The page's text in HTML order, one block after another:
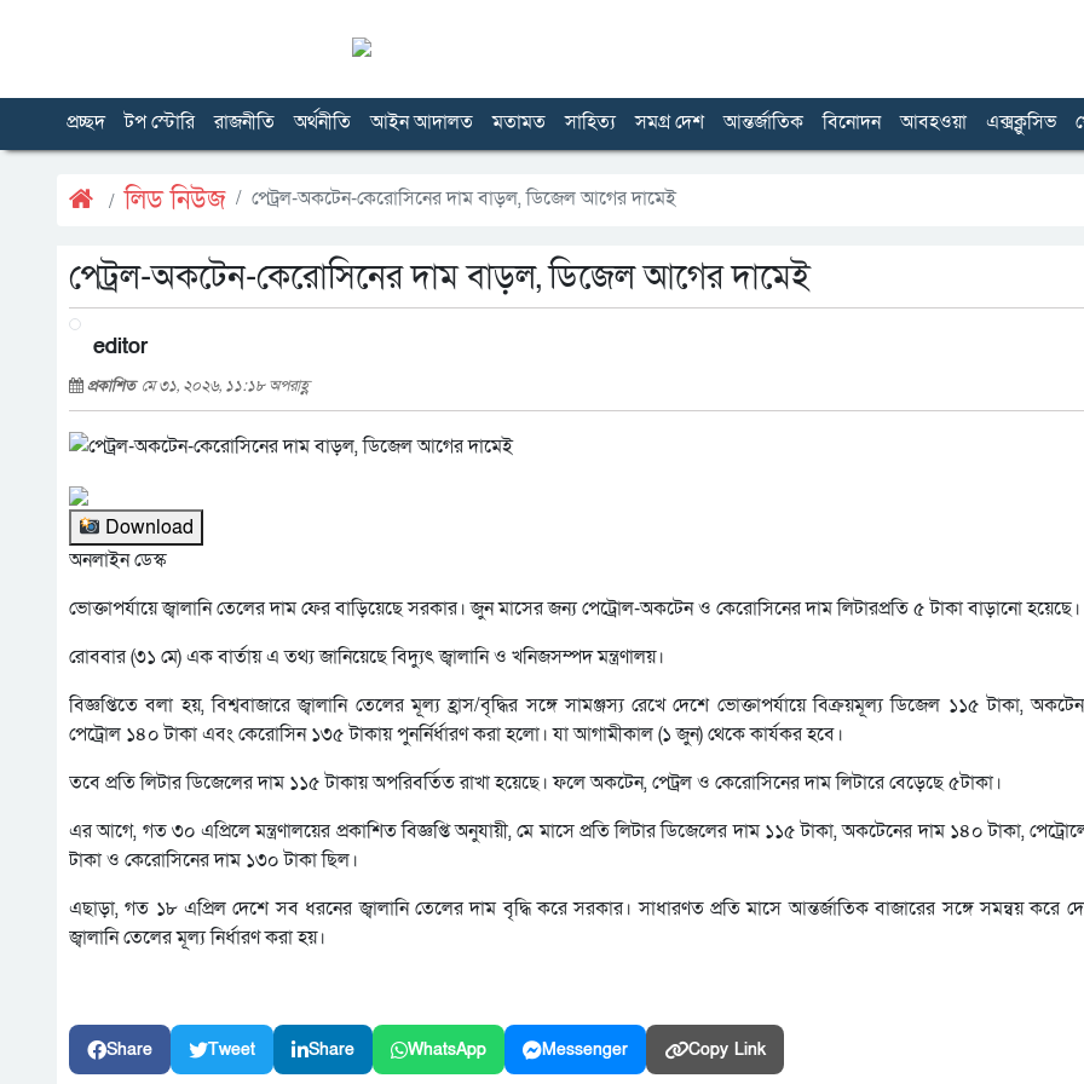
প্রচ্ছদ টপ স্টোরি রাজনীতি অর্থনীতি আইন আদালত মতামত সাহিত্য সমগ্র দেশ আন্তর্জাতিক বিনোদন আবহওয়া এক্সক্লুসিভ
লিড নিউজ পেট্রল-অকটেন-কেরোসিনের দাম বাড়ল, ডিজেল আগের দামেই
পেট্রল-অকটেন-কেরোসিনের দাম বাড়ল, ডিজেল আগের দামেই
editor
প্রকাশিত মে ৩১, ২০২৬, ১১:১৮ অপরাহ্ণ
Download
অনলাইন ডেস্ক
ভোক্তাপর্যায়ে জ্বালানি তেলের দাম ফের বাড়িয়েছে সরকার। জুন মাসের জন্য পেট্রোল-অকটেন ও কেরোসিনের দাম লিটারপ্রতি ৫ টাকা বাড়ানো হয়েছে।
রোববার (৩১ মে) এক বার্তায় এ তথ্য জানিয়েছে বিদ্যুৎ জ্বালানি ও খনিজসম্পদ মন্ত্রণালয়।
বিজ্ঞপ্তিতে বলা হয়, বিশ্ববাজারে জ্বালানি তেলের মূল্য হ্রাস/বৃদ্ধির সঙ্গে সামঞ্জস্য রেখে দেশে ভোক্তাপর্যায়ে বিক্রয়মূল্য ডিজেল ১১৫ টাকা,
পেট্রোল ১৪০ টাকা এবং কেরোসিন ১৩৫ টাকায় পুনর্নির্ধারণ করা হলো। যা আগামীকাল (১ জুন) থেকে কার্যকর হবে।
তবে প্রতি লিটার ডিজেলের দাম ১১৫ টাকায় অপরিবর্তিত রাখা হয়েছে। ফলে অকটেন, পেট্রল ও কেরোসিনের দাম লিটারে বেড়েছে ৫টাকা।
এর আগে, গত ৩০ এপ্রিলে মন্ত্রণালয়ের প্রকাশিত বিজ্ঞপ্তি অনুযায়ী, মে মাসে প্রতি লিটার ডিজেলের দাম ১১৫ টাকা, অকটেনের দাম ১৪০ টাকা,
টাকা ও কেরোসিনের দাম ১৩০ টাকা ছিল।
এছাড়া, গত ১৮ এপ্রিল দেশে সব ধরনের জ্বালানি তেলের দাম বৃদ্ধি করে সরকার। সাধারণত প্রতি মাসে আন্তর্জাতিক বাজারের সঙ্গে সমন্বয় করে
জ্বালানি তেলের মূল্য নির্ধারণ করা হয়।
Share Tweet Share WhatsApp Messenger Copy Link